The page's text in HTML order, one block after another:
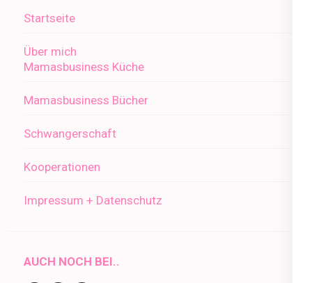
Startseite
Über mich
Mamasbusiness Küche
Mamasbusiness Bücher
Schwangerschaft
Kooperationen
Impressum + Datenschutz
AUCH NOCH BEI..